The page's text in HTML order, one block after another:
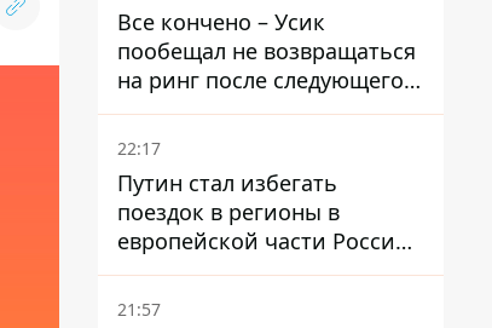
Все кончено – Усик
пообещал не возвращаться
на ринг после следующего
боя
22:17
Путин стал избегать
поездок в регионы в
европейской части России,
куда регулярно долетают
дроны
21:57